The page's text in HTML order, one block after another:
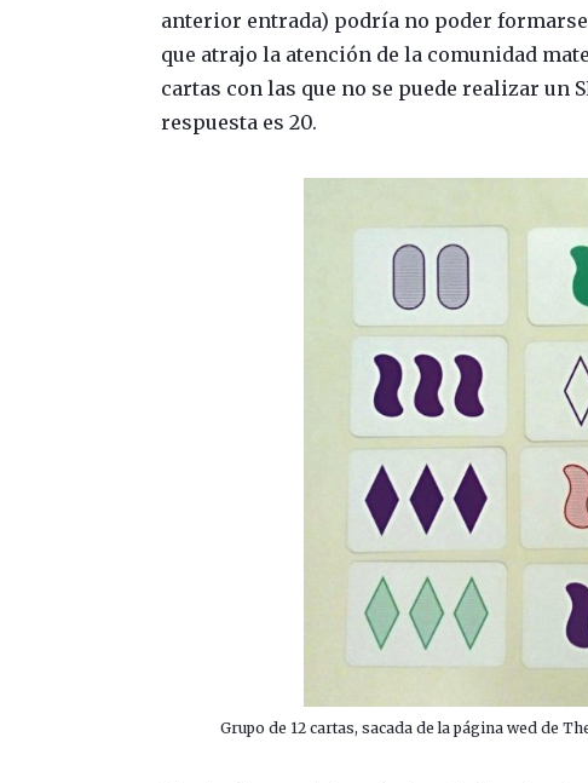
anterior entrada) podría no poder formarse
que atrajo la atención de la comunidad
cartas con las que no se puede realizar un
respuesta es 20.
Grupo de 12 cartas, sacada de la página wed de